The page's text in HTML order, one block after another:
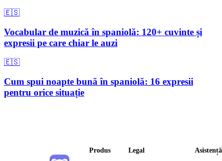
🇪🇸
Vocabular de muzică în spaniolă: 120+ cuvinte și
expresii pe care chiar le auzi
🇪🇸
Cum spui noapte bună în spaniolă: 16 expresii
pentru orice situație
Produs
Legal
Asistență